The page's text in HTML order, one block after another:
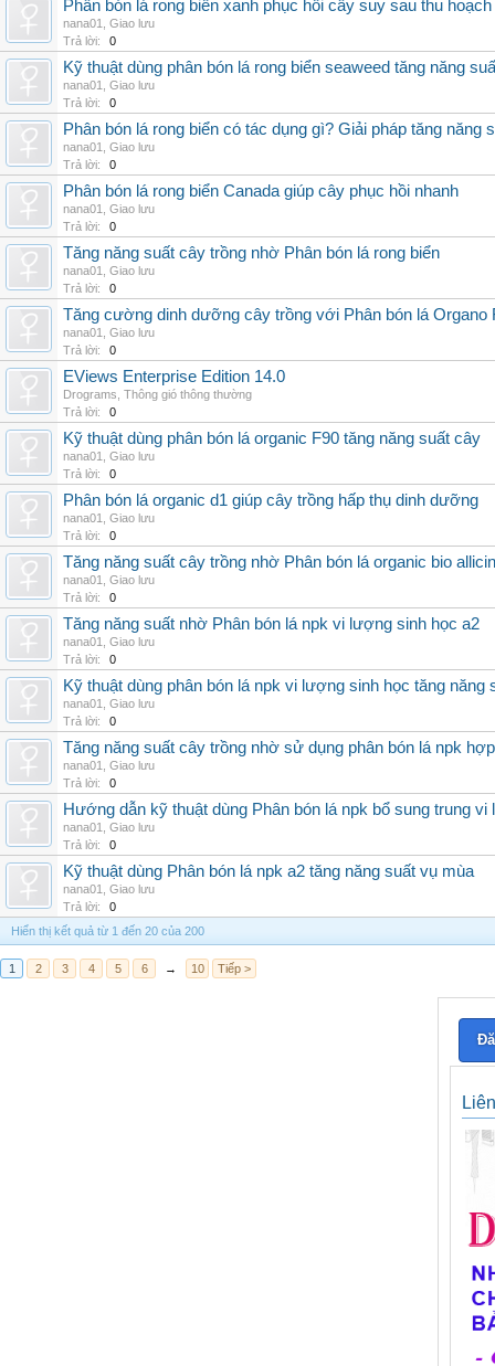
Phân bón lá rong biển xanh phục hồi cây suy sau thu hoạch
nana01
Giao lưu
Trả lời:
0
Kỹ thuật dùng phân bón lá rong biển seaweed tăng năng
nana01
Giao lưu
Trả lời:
0
Phân bón lá rong biển có tác dụng gì? Giải pháp tăng năng
nana01
Giao lưu
Trả lời:
0
Phân bón lá rong biển Canada giúp cây phục hồi nhanh
nana01
Giao lưu
Trả lời:
0
Tăng năng suất cây trồng nhờ Phân bón lá rong biển
nana01
Giao lưu
Trả lời:
0
Tăng cường dinh dưỡng cây trồng với Phân bón lá Organo
nana01
Giao lưu
Trả lời:
0
EViews Enterprise Edition 14.0
Drograms Thông gió thông thường
Trả lời:
0
Kỹ thuật dùng phân bón lá organic F90 tăng năng suất cây
nana01
Giao lưu
Trả lời:
0
Phân bón lá organic d1 giúp cây trồng hấp thụ dinh dưỡng
nana01
Giao lưu
Trả lời:
0
Tăng năng suất cây trồng nhờ Phân bón lá organic bio allicin
nana01
Giao lưu
Trả lời:
0
Tăng năng suất nhờ Phân bón lá npk vi lượng sinh học a2
nana01
Giao lưu
Trả lời:
0
Kỹ thuật dùng phân bón lá npk vi lượng sinh học tăng năng
nana01
Giao lưu
Trả lời:
0
Tăng năng suất cây trồng nhờ sử dụng phân bón lá npk
nana01
Giao lưu
Trả lời:
0
Hướng dẫn kỹ thuật dùng Phân bón lá npk bổ sung trung vi
nana01
Giao lưu
Trả lời:
0
Kỹ thuật dùng Phân bón lá npk a2 tăng năng suất vụ mùa
nana01
Giao lưu
Trả lời:
0
Hiển thị kết quả từ 1 đến 20 của 200
1 2 3 4 5 6 → 10 Tiếp >